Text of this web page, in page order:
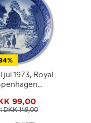
jul 1973, Royal
99,00
DKK 149,00